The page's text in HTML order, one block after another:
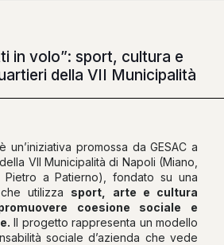
in volo”: sport, cultura e
della VII Municipalità
è un’iniziativa promossa da GESAC a
VII Municipalità di Napoli (Miano,
Pietro a Patierno), fondato su una
utilizza sport, arte e cultura
coesione sociale e
Il progetto rappresenta un modello
sociale d’azienda che vede